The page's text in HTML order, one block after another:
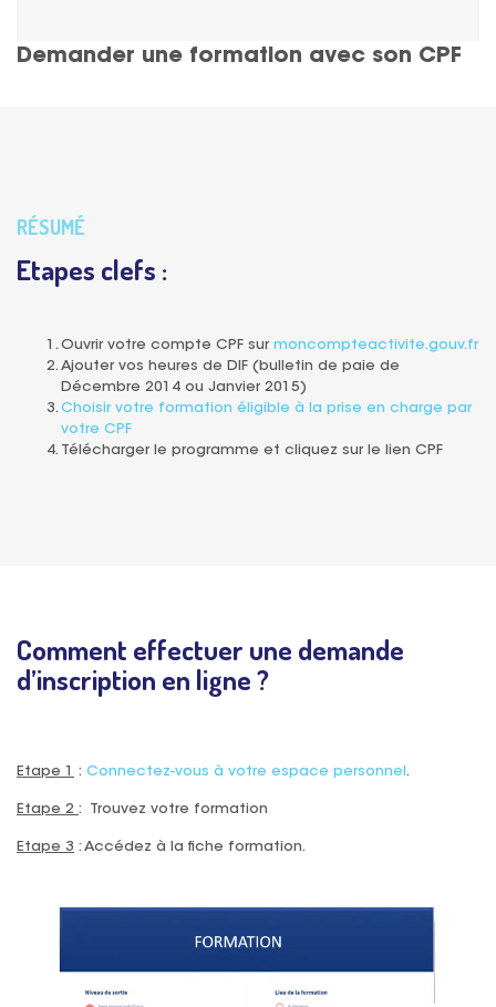
Demander une formation avec son CPF
RÉSUMÉ
Etapes clefs :
Ouvrir votre compte CPF sur moncompteactivite.gouv.fr
Ajouter vos heures de DIF (bulletin de paie de
Décembre 2014 ou Janvier 2015)
Choisir votre formation éligible à la prise en charge par
votre CPF
Télécharger le programme et cliquez sur le lien CPF
Comment effectuer une demande
d’inscription en ligne ?
Etape 1 : Connectez-vous à votre espace personnel .
Etape 2 : Trouvez votre formation
Etape 3 : Accédez à la fiche formation.